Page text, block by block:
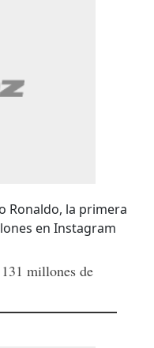
millones de